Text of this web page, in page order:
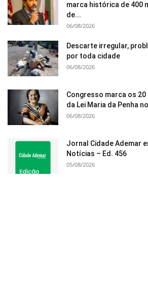
marca histórica de 400
de...
06/08/2026
Descarte irregular,
por toda cidade
06/08/2026
Congresso marca os 20
da Lei Maria da Penha
06/08/2026
Jornal Cidade Ademar
Notícias – Ed. 456
05/08/2026